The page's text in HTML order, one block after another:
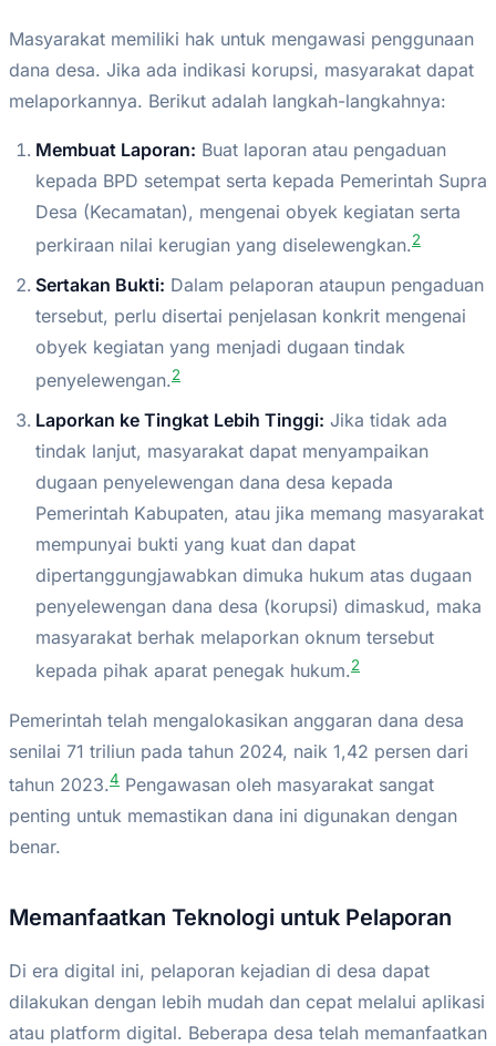
Masyarakat memiliki hak untuk mengawasi penggunaan
dana desa. Jika ada indikasi korupsi, masyarakat dapat
melaporkannya. Berikut adalah langkah-langkahnya:
Membuat Laporan: Buat laporan atau pengaduan
kepada BPD setempat serta kepada Pemerintah Supra
Desa (Kecamatan), mengenai obyek kegiatan serta
perkiraan nilai kerugian yang diselewengkan.2
Sertakan Bukti: Dalam pelaporan ataupun pengaduan
tersebut, perlu disertai penjelasan konkrit mengenai
obyek kegiatan yang menjadi dugaan tindak
penyelewengan.2
Laporkan ke Tingkat Lebih Tinggi: Jika tidak ada
tindak lanjut, masyarakat dapat menyampaikan
dugaan penyelewengan dana desa kepada
Pemerintah Kabupaten, atau jika memang masyarakat
mempunyai bukti yang kuat dan dapat
dipertanggungjawabkan dimuka hukum atas dugaan
penyelewengan dana desa (korupsi) dimaskud, maka
masyarakat berhak melaporkan oknum tersebut
kepada pihak aparat penegak hukum.2
Pemerintah telah mengalokasikan anggaran dana desa
senilai 71 triliun pada tahun 2024, naik 1,42 persen dari
tahun 2023.4 Pengawasan oleh masyarakat sangat
penting untuk memastikan dana ini digunakan dengan
benar.
Memanfaatkan Teknologi untuk Pelaporan
Di era digital ini, pelaporan kejadian di desa dapat
dilakukan dengan lebih mudah dan cepat melalui aplikasi
atau platform digital. Beberapa desa telah memanfaatkan